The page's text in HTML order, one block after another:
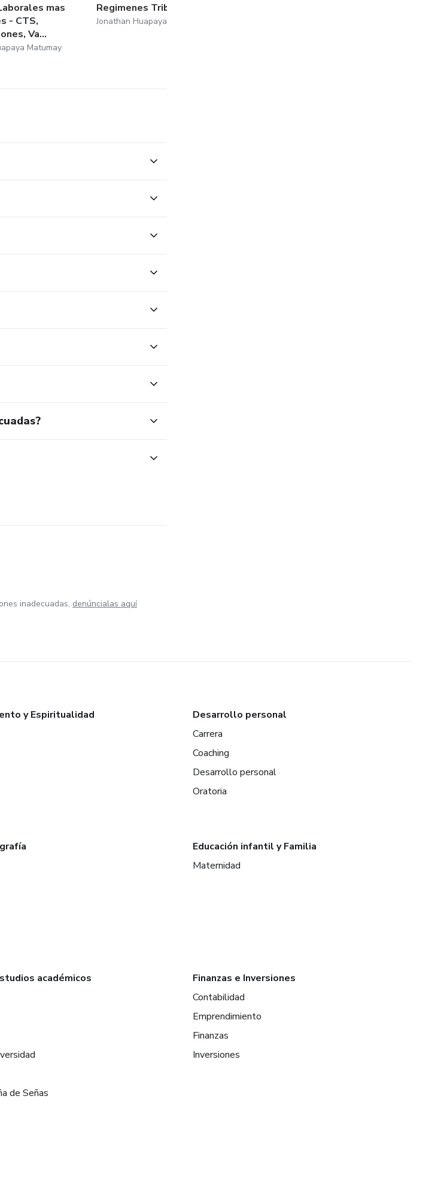
mas
- CTS,
Va...
Matumay
Regimenes Tributarios
Jonathan Huapaya Matumay
inadecuadas, denúncialas aquí
y Espiritualidad
Desarrollo personal
Carrera
Coaching
Desarrollo personal
Oratoria
Educación infantil y Familia
Maternidad
académicos
de Señas
Finanzas e Inversiones
Contabilidad
Emprendimiento
Finanzas
Inversiones